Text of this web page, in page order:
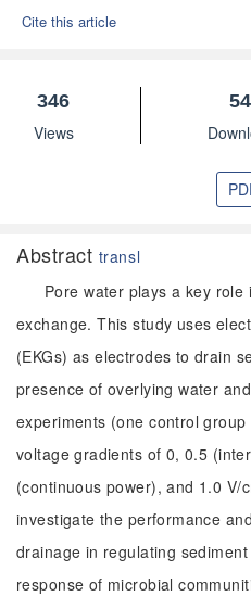
Cite this article
346
Views
Abstract transl
Pore water plays a key
exchange. This study uses
(EKGs) as electrodes to drain
presence of overlying water
experiments (one control
voltage gradients of 0, 0.5
(continuous power), and 1.0 V/
investigate the performance
drainage in regulating
response of microbial